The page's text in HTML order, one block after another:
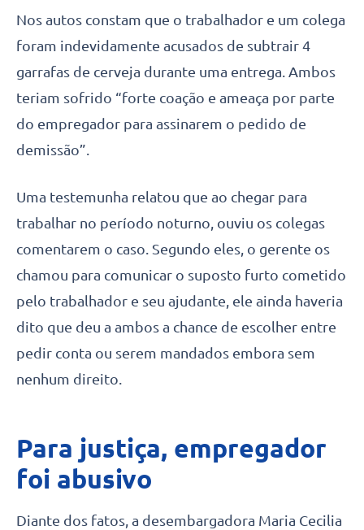
Nos autos constam que o trabalhador e um colega
foram indevidamente acusados de subtrair 4
garrafas de cerveja durante uma entrega. Ambos
teriam sofrido “forte coação e ameaça por parte
do empregador para assinarem o pedido de
demissão”.
Uma testemunha relatou que ao chegar para
trabalhar no período noturno, ouviu os colegas
comentarem o caso. Segundo eles, o gerente os
chamou para comunicar o suposto furto cometido
pelo trabalhador e seu ajudante, ele ainda haveria
dito que deu a ambos a chance de escolher entre
pedir conta ou serem mandados embora sem
nenhum direito.
Para justiça, empregador
foi abusivo
Diante dos fatos, a desembargadora Maria Cecilia